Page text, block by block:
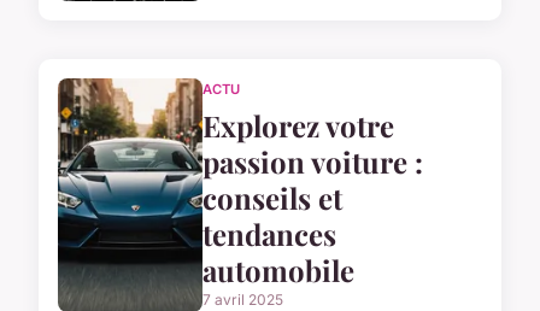
ACTU
Explorez votre
passion voiture :
conseils et
tendances
automobile
7 avril 2025